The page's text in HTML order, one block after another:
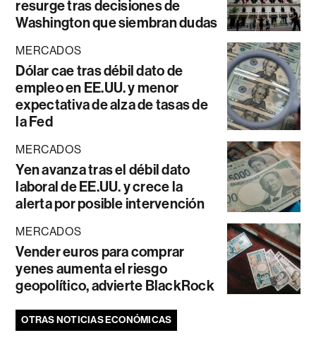
resurge tras decisiones de
Washington que siembran dudas
MERCADOS
Dólar cae tras débil dato de
empleo en EE.UU. y menor
expectativa de alza de tasas de
la Fed
MERCADOS
Yen avanza tras el débil dato
laboral de EE.UU. y crece la
alerta por posible intervención
MERCADOS
Vender euros para comprar
yenes aumenta el riesgo
geopolítico, advierte BlackRock
OTRAS NOTICIAS ECONÓMICAS